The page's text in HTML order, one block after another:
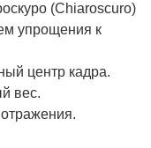
(Chiaroscuro)
упрощения к
центр кадра.
вес.